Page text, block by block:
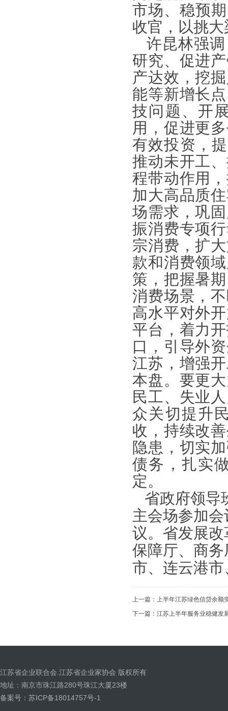
市场、稳预
收官，以挑
许昆林强
研究、促进
产达效，挖
能等新增长
技问题、开
用，促进更
有效投资，
推动未开工
程带动作用
加大高品质
场需求，巩
振消费专项
宗消费，扩
款和消费领
策，把握暑
消费场景，
高水平对外
平台，着力
口，引导外
江苏，增强
本盘。要更
民工、失业
众关切提升
收，持续改
隐患，切实
债务，扎实
定。
省政府领导
主会场参加
议。省发展
保障厅、商
市、连云港
上一篇： 上半年江苏绿色信贷余额
下一篇： 江苏上半年服务业稳健发
江苏省企业联合会.江苏省企业家协会 版权所有
地址：南京市珠江路280号珠江大厦23楼
备案号：苏ICP备18014757号-1